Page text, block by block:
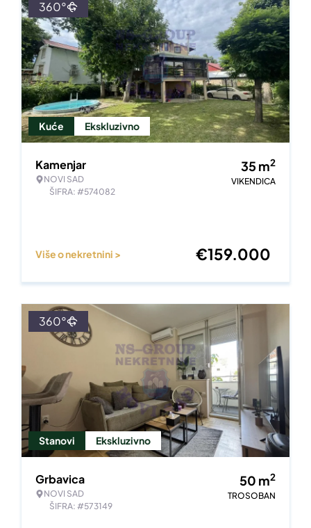
Kuće Ekskluzivno
360°
Kamenjar
NOVI SAD
ŠIFRA: #574082
35m2
VIKENDICA
Više o nekretnini > €159.000
Stanovi Ekskluzivno
360°
Grbavica
NOVI SAD
ŠIFRA: #573149
50 m2
TROSOBAN